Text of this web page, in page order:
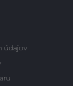
údajov